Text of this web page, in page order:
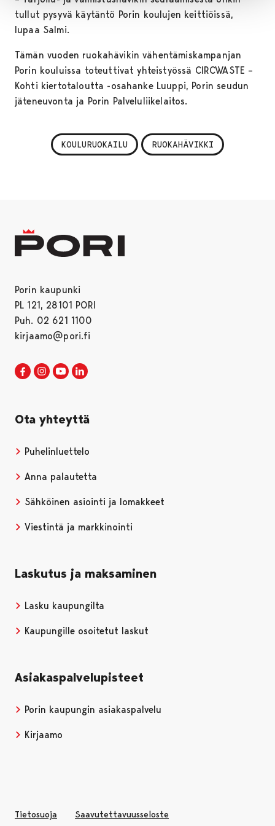
tullut pysyvä käytäntö Porin koulujen keittiöissä,
lupaa Salmi.
Tämän vuoden ruokahävikin vähentämiskampanjan
Porin kouluissa toteuttivat yhteistyössä CIRCWASTE –
Kohti kiertotaloutta -osahanke Luuppi, Porin seudun
jäteneuvonta ja Porin Palveluliikelaitos.
KOULURUOKAILU RUOKAHÄVIKKI
Porin kaupunki
PL 121, 28101 PORI
Puh. 02 621 1100
kirjaamo@pori.fi
Porin kaupunki Facebookissa
Avautuu uudessa välilehdessä
Porin kaupunki Instagramissa
Avautuu uudessa välilehdessä
Porin kaupunki Youtubessa
Avautuu uudessa välilehdessä
Ota yhteyttä
Puhelinluettelo
Anna palautetta
Sähköinen asiointi ja lomakkeet
Viestintä ja markkinointi
Laskutus ja maksaminen
Lasku kaupungilta
Kaupungille osoitetut laskut
Asiakaspalvelupisteet
Porin kaupungin asiakaspalvelu
Kirjaamo
Tietosuoja Saavutettavuusseloste